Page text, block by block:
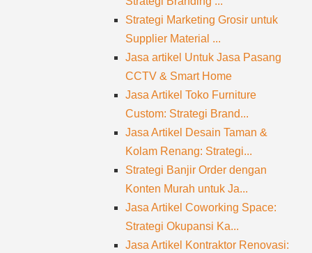
Strategi Marketing Grosir untuk
Supplier Material ...
Jasa artikel Untuk Jasa Pasang
CCTV & Smart Home
Jasa Artikel Toko Furniture
Custom: Strategi Brand...
Jasa Artikel Desain Taman &
Kolam Renang: Strategi...
Strategi Banjir Order dengan
Konten Murah untuk Ja...
Jasa Artikel Coworking Space:
Strategi Okupansi Ka...
Jasa Artikel Kontraktor Renovasi: